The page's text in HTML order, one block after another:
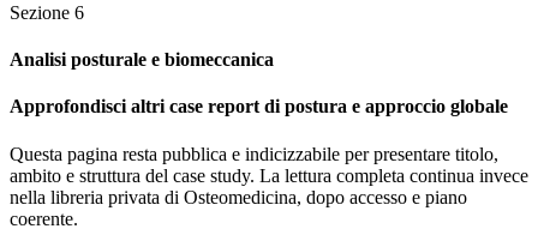
Sezione 6
Analisi posturale e biomeccanica
Approfondisci altri case report di postura e approccio globale
Questa pagina resta pubblica e indicizzabile per presentare titolo,
ambito e struttura del case study. La lettura completa continua invece
nella libreria privata di Osteomedicina, dopo accesso e piano
coerente.